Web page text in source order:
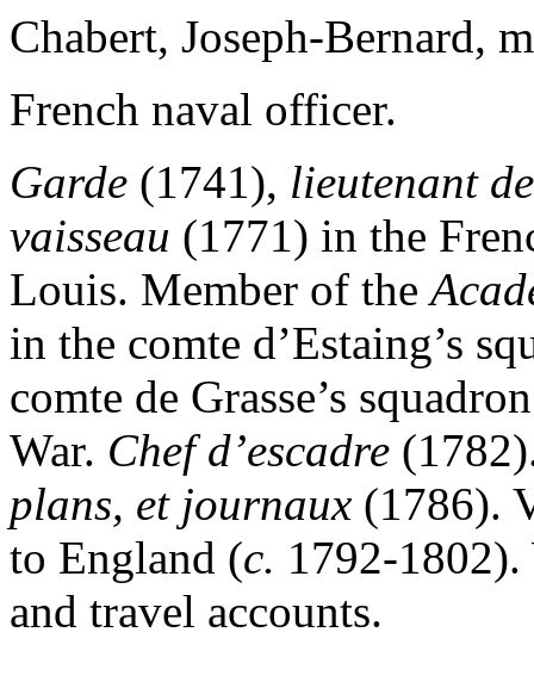
Chabert, Joseph-Bernard,
French naval officer.
Garde (1741), lieutenant
vaisseau (1771) in the
Louis. Member of the
in the comte d’Estaing’s
comte de Grasse’s
War. Chef d’escadre
plans, et journaux (1786).
to England (c. 1792-1802).
and travel accounts.